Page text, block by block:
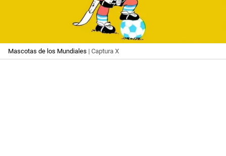
Mascotas de los Mundiales | Captura X